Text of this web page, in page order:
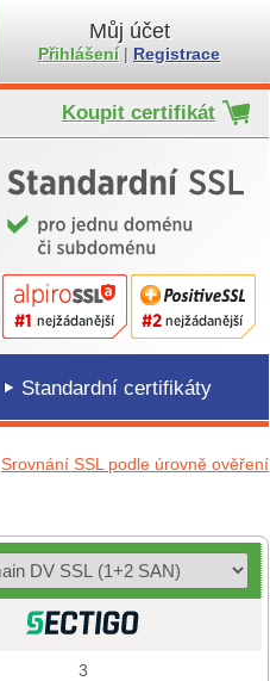
Můj účet
Přihlášení| Registrace
Koupit certifikát
Standardní certifikáty
Srovnání SSL podle úrovně ověření
3